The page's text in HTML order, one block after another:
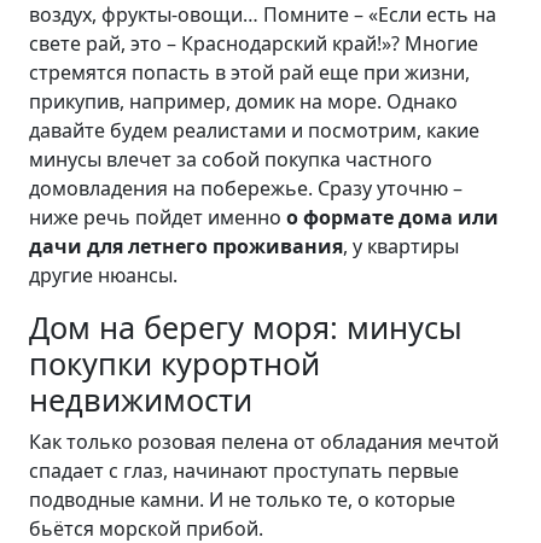
воздух, фрукты-овощи… Помните – «Если есть на
свете рай, это – Краснодарский край!»? Многие
стремятся попасть в этой рай еще при жизни,
прикупив, например, домик на море. Однако
давайте будем реалистами и посмотрим, какие
минусы влечет за собой покупка частного
домовладения на побережье. Сразу уточню –
ниже речь пойдет именно о формате дома или
дачи для летнего проживания, у квартиры
другие нюансы.
Дом на берегу моря: минусы
покупки курортной
недвижимости
Как только розовая пелена от обладания мечтой
спадает с глаз, начинают проступать первые
подводные камни. И не только те, о которые
бьётся морской прибой.